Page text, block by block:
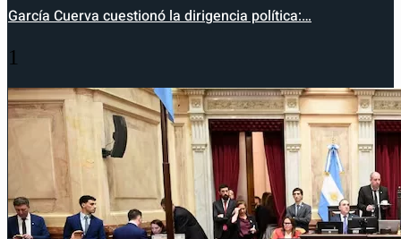
García Cuerva cuestionó la dirigencia política:…
1